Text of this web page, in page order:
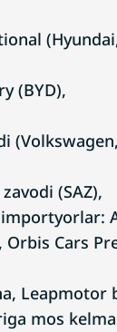
(BYD),
(SAZ),
Cars
Leapmotor
mos